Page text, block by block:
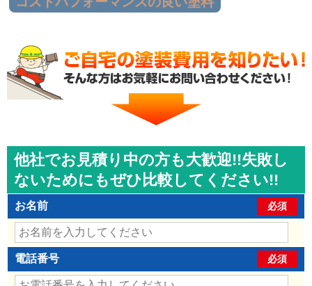
他社でお見積り中の方も大歓迎!!失敗し
ないためにもぜひ比較してください!!
お名前 必須
電話番号 必須